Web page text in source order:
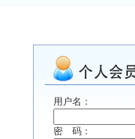
用户名：
密 码：